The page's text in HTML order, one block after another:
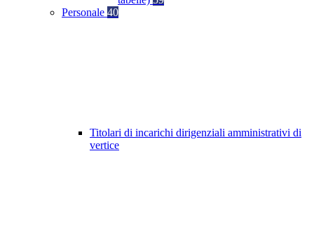
Personale 40
Titolari di incarichi dirigenziali amministrativi di
vertice